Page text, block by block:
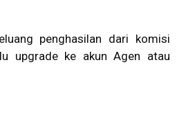
penghasilan dari komisi
upgrade ke akun Agen atau